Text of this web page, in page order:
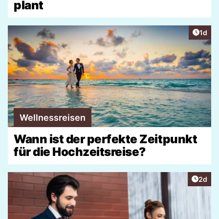
plant
1d
Wellnessreisen
Wann ist der perfekte Zeitpunkt
für die Hochzeitsreise?
2d